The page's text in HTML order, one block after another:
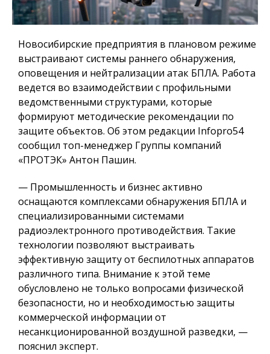
Новосибирские предприятия в плановом режиме
выстраивают системы раннего обнаружения,
оповещения и нейтрализации атак БПЛА. Работа
ведется во взаимодействии с профильными
ведомственными структурами, которые
формируют методические рекомендации по
защите объектов. Об этом редакции Infopro54
сообщил топ-менеджер Группы компаний
«ПРОТЭК» Антон Пашин.
— Промышленность и бизнес активно
оснащаются комплексами обнаружения БПЛА и
специализированными системами
радиоэлектронного противодействия. Такие
технологии позволяют выстраивать
эффективную защиту от беспилотных аппаратов
различного типа. Внимание к этой теме
обусловлено не только вопросами физической
безопасности, но и необходимостью защиты
коммерческой информации от
несанкционированной воздушной разведки, —
пояснил эксперт.